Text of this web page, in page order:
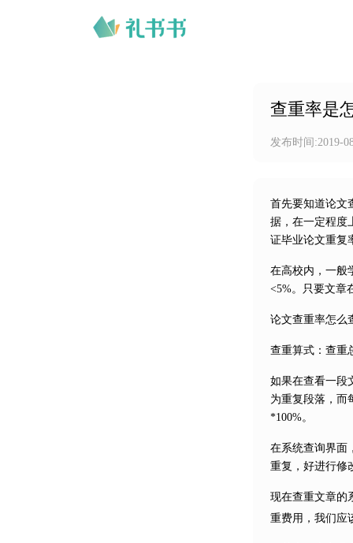
查重率是
发布时间:2019-
首先要知道论文
据，在一定程度
证毕业论文重复
在高校内，一般
<5%。只要文章
论文查重率怎么
查重算式：查重
如果在查看一段
为重复段落，而
*100%。
在系统查询界面
重复，好进行修
现在查重文章的
重费用，我们应